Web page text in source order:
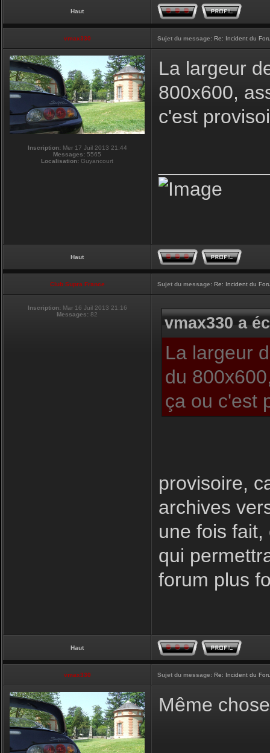
Haut
vmax330 Sujet du message: Re: Incident du
Inscription:Mer 17 Juil 2013 21:44
Messages: 5565
Localisation: Guyancourt
La largeur
800x600,
c'est
Haut
Club Supra France Sujet du message: Re: Incident du
Inscription: Mar 16 Juil 2013 21:16
Messages: 82 vmax330 a
La largeur
du
ça ou c'est
provisoire,
archives
une fois
qui
forum plus
Haut
vmax330 Sujet du message: Re: Incident du
Même